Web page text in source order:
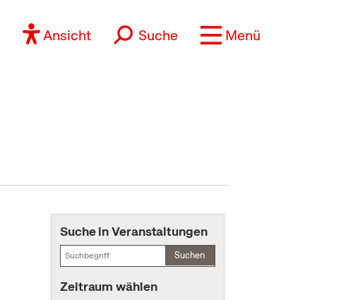
Ansicht Suche Menü
Suche in Veranstaltungen
Suchen
Zeitraum wählen